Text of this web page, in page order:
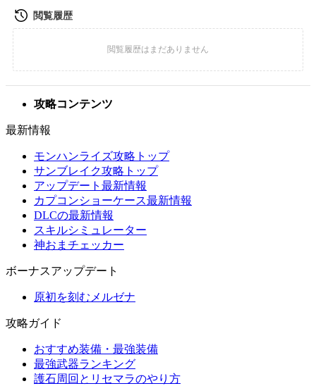
攻略コンテンツ
最新情報
モンハンライズ攻略トップ
サンブレイク攻略トップ
アップデート最新情報
カプコンショーケース最新情報
DLCの最新情報
スキルシミュレーター
神おまチェッカー
ボーナスアップデート
原初を刻むメルゼナ
攻略ガイド
おすすめ装備・最強装備
最強武器ランキング
護石周回とリセマラのやり方